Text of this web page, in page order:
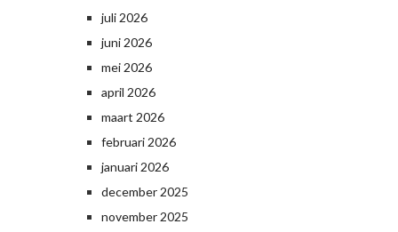
juli 2026
juni 2026
mei 2026
april 2026
maart 2026
februari 2026
januari 2026
december 2025
november 2025